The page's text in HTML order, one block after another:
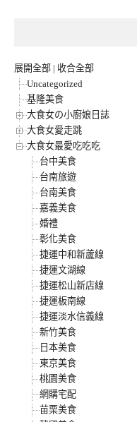
展開全部 | 收合全部
Uncategorized
基隆美食
大食女の小廚娘日誌
大食女愛走跳
大食女最愛吃吃吃
台中美食
台南旅遊
台南美食
嘉義美食
婚禮
彰化美食
捷運中和新蘆線
捷運文湖線
捷運松山新店線
捷運板南線
捷運淡水信義線
新竹美食
日本美食
東京美食
桃園美食
網購宅配
苗栗美食